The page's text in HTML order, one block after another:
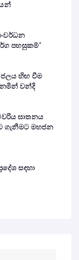
පහසුකම්‘
ජලය හිඟ වීම
වන්දි
ඝාතනය
ගැනීමට මහජන
සඳහා